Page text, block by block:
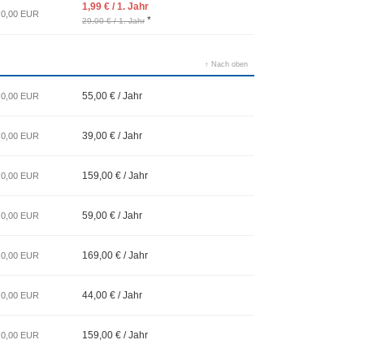
0,00 EUR
1,99 € / 1. Jahr
29,00 € / 1. Jahr *
↑ Nach oben
0,00 EUR 55,00 € / Jahr
0,00 EUR 39,00 € / Jahr
0,00 EUR 159,00 € / Jahr
0,00 EUR 59,00 € / Jahr
0,00 EUR 169,00 € / Jahr
0,00 EUR 44,00 € / Jahr
0,00 EUR 159,00 € / Jahr